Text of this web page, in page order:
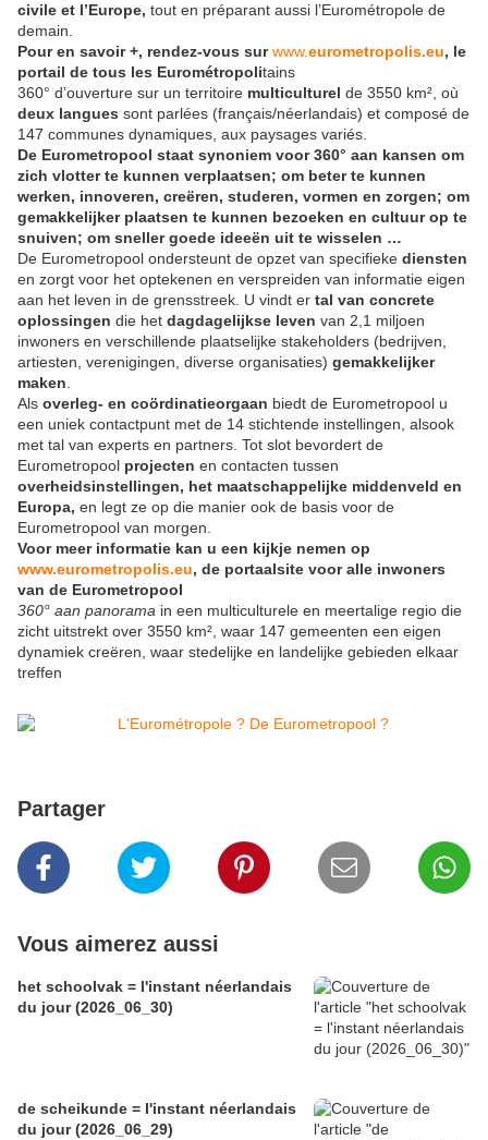
civile et l’Europe, tout en préparant aussi l’Eurométropole de
demain.
Pour en savoir +, rendez-vous surwww.eurometropolis.eu, le
portail de tous les Eurométropolitains
360° d’ouverture sur un territoire multiculturel de 3550 km², où
deux langues sont parlées (français/néerlandais) et composé de
147 communes dynamiques, aux paysages variés.
De Eurometropool staat synoniem voor 360° aan kansen om
zich vlotter te kunnen verplaatsen; om beter te kunnen
werken, innoveren, creëren, studeren, vormen en zorgen; om
gemakkelijker plaatsen te kunnen bezoeken en cultuur op te
snuiven; om sneller goede ideeën uit te wisselen …
De Eurometropool ondersteunt de opzet van specifieke diensten
en zorgt voor het optekenen en verspreiden van informatie eigen
aan het leven in de grensstreek. U vindt er tal van concrete
oplossingen die het dagdagelijkse leven van 2,1 miljoen
inwoners en verschillende plaatselijke stakeholders (bedrijven,
artiesten, verenigingen, diverse organisaties) gemakkelijker
maken
Als overleg- en coördinatieorgaan biedt de Eurometropool u
een uniek contactpunt met de 14 stichtende instellingen, alsook
met tal van experts en partners. Tot slot bevordert de
Eurometropool projecten en contacten tussen
overheidsinstellingen, het maatschappelijke middenveld en
Europa, en legt ze op die manier ook de basis voor de
Eurometropool van morgen.
Voor meer informatie kan u een kijkje nemen op
www.eurometropolis.eu, de portaalsite voor alle inwoners
van de Eurometropool
360° aan panorama in een multiculturele en meertalige regio die
zicht uitstrekt over 3550 km², waar 147 gemeenten een eigen
dynamiek creëren, waar stedelijke en landelijke gebieden elkaar
treffen
Partager
Vous aimerez aussi
het schoolvak = l'instant néerlandais
du jour (2026_06_30)
de scheikunde = l'instant néerlandais
du jour (2026_06_29)